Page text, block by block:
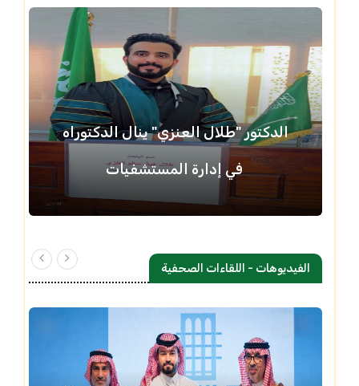
الدكتور "طلال العنزي" ينال الدكتوراه
في إدارة المستشفيات
الفيديوهات - اللقاءات الصحفية